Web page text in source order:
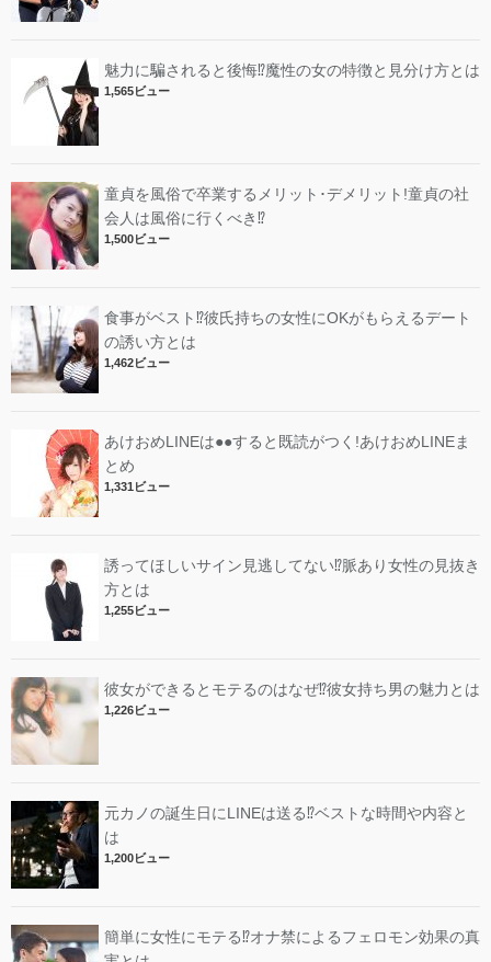
魅力に騙されると後悔⁉︎魔性の女の特徴と見分け方とは
1,565ビュー
童貞を風俗で卒業するメリット･デメリット!︎童貞の社
会人は風俗に行くべき⁉︎
1,500ビュー
食事がベスト⁉︎彼氏持ちの女性にOKがもらえるデート
の誘い方とは
1,462ビュー
あけおめLINEは●●すると既読がつく!あけおめLINEま
とめ
1,331ビュー
誘ってほしいサイン見逃してない⁉︎脈あり女性の見抜き
方とは
1,255ビュー
彼女ができるとモテるのはなぜ⁉︎彼女持ち男の魅力とは
1,226ビュー
元カノの誕生日にLINEは送る⁉︎ベストな時間や内容と
は
1,200ビュー
簡単に女性にモテる⁉︎オナ禁によるフェロモン効果の真